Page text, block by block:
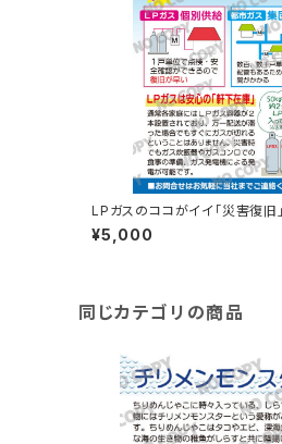
LPガスのココがイイ「災害復旧」
¥5,000
同じカテゴリの商品